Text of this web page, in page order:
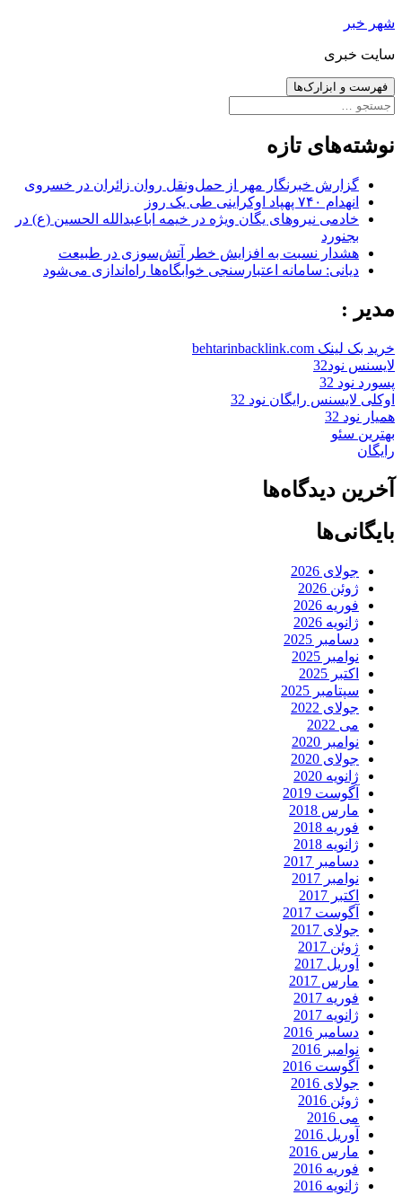
رفتن
نوشته‌ها
شهر خبر
سایت خبری
فهرست و ابزارک‌ها
جستجو
نوشته‌های تازه
گزارش خبرنگار مهر از حمل‌ونقل روان زائران در خسروی
انهدام ۷۴۰ پهپاد اوکراینی طی یک روز
خادمی نیروهای یگان ویژه در خیمه اباعبدالله الحسین (ع) در
بجنورد
هشدار نسبت به افزایش خطر آتش‌سوزی در طبیعت
دیانی: سامانه اعتبارسنجی خوابگاه‌ها راه‌اندازی می‌شود
مدیر :
خرید بک لینک behtarinbacklink.com
لایسنس نود32
پسورد نود 32
اوکلی لایسنس رایگان نود 32
همیار نود 32
بهترین سئو
رایگان
آخرین دیدگاه‌ها
بایگانی‌ها
جولای 2026
ژوئن 2026
فوریه 2026
ژانویه 2026
دسامبر 2025
نوامبر 2025
اکتبر 2025
سپتامبر 2025
جولای 2022
می 2022
نوامبر 2020
جولای 2020
ژانویه 2020
آگوست 2019
مارس 2018
فوریه 2018
ژانویه 2018
دسامبر 2017
نوامبر 2017
اکتبر 2017
آگوست 2017
جولای 2017
ژوئن 2017
آوریل 2017
مارس 2017
فوریه 2017
ژانویه 2017
دسامبر 2016
نوامبر 2016
آگوست 2016
جولای 2016
ژوئن 2016
می 2016
آوریل 2016
مارس 2016
فوریه 2016
ژانویه 2016